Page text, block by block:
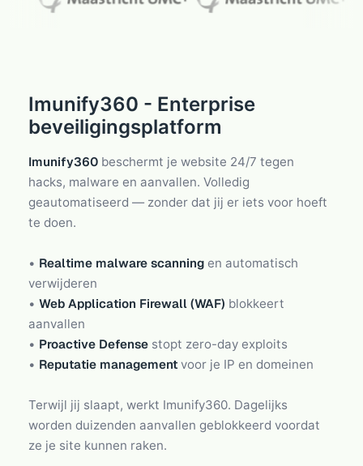
Imunify360 - Enterprise
beveiligingsplatform
Imunify360 beschermt je website 24/7 tegen
hacks, malware en aanvallen. Volledig
geautomatiseerd — zonder dat jij er iets voor hoeft
te doen.
• Realtime malware scanning en automatisch
verwijderen
•Web Application Firewall (WAF) blokkeert
aanvallen
• Proactive Defense stopt zero-day exploits
• Reputatie management voor je IP en domeinen
Terwijl jij slaapt, werkt Imunify360. Dagelijks
worden duizenden aanvallen geblokkeerd voordat
ze je site kunnen raken.